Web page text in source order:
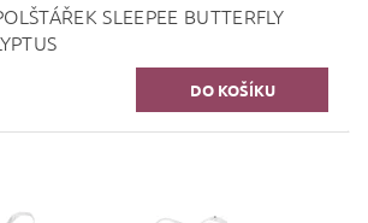
SLEEPEE BUTTERFLY